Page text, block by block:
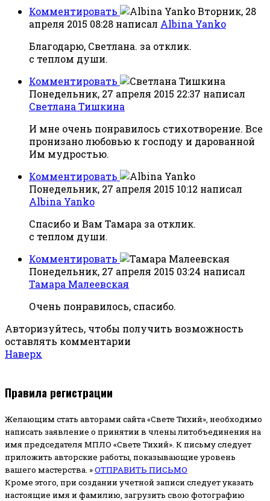
Комментировать
Вторник, 28
апреля 2015 08:28 написал Albina Yanko
Благодарю, Светлана. за отклик.
с теплом души.
Комментировать
Понедельник, 27 апреля 2015 22:37 написал
Светлана Тишкина
И мне очень понравилось стихотворение. Все
пронизано любовью к господу и дарованной
Им мудростью.
Комментировать
Понедельник, 27 апреля 2015 10:12 написал
Albina Yanko
Спасибо и Вам Тамара за отклик.
с теплом души.
Комментировать
Понедельник, 27 апреля 2015 03:24 написал
Тамара Малеевская
Очень понравилось, спасибо.
Авторизуйтесь, чтобы получить возможность
оставлять комментарии
Наверх
Правила регистрации
Желающим стать авторами сайта «Свете Тихий», необходимо
написать заявление о принятии в члены литобъединения на
имя председателя МПЛО «Свете Тихий». К письму следует
приложить авторские работы, показывающие уровень
вашего мастерства. »ОТПРАВИТЬ ПИСЬМО
Кроме этого, при создании учетной записи следует указать
настоящие имя и фамилию, загрузить свою фотографию